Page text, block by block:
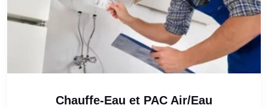
Chauffe-Eau et PAC Air/Eau